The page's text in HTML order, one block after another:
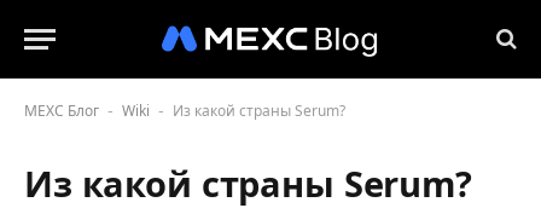
MEXC Блог - Wiki - Из какой страны Serum?
Из какой страны Serum?